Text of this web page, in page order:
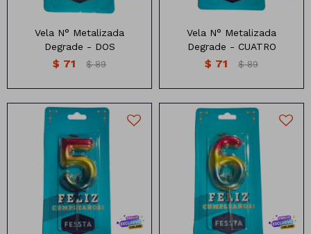
Vela N° Metalizada
Degrade - DOS
$ 71 $ 89
Vela N° Metalizada
Degrade - CUATRO
$ 71 $ 89
Velita Metalizada Multicolor
10cm
Velita Metalizada Multicolor
10cm